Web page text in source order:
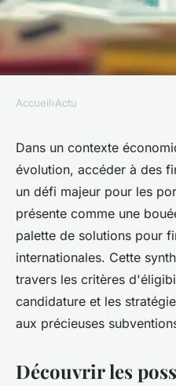
Financer
grâce à NDICI
Laurent•4 juin 2024•3 min
Accueil›Actu
Dans un contexte
évolution, accéder à des
un défi majeur pour les
présente comme une
palette de solutions pour
internationales. Cette
travers les critères
candidature et les
aux précieuses
Découvrir les